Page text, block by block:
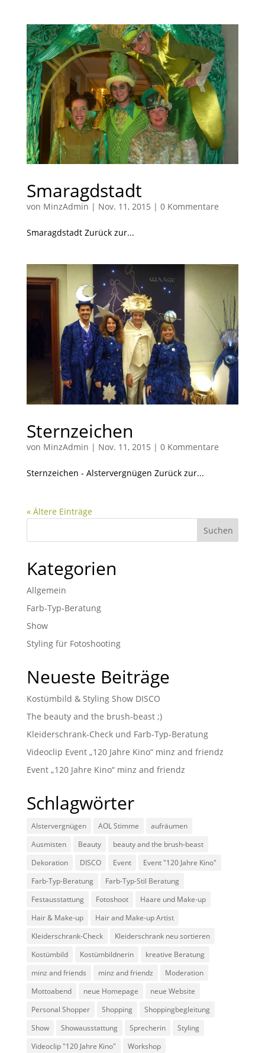
Smaragdstadt
von MinzAdmin | Nov. 11, 2015 | 0 Kommentare
Smaragdstadt Zurück zur...
Sternzeichen
von MinzAdmin | Nov. 11, 2015 | 0 Kommentare
Sternzeichen - Alstervergnügen Zurück zur...
« Ältere Einträge
Kategorien
Allgemein
Farb-Typ-Beratung
Show
Styling für Fotoshooting
Neueste Beiträge
Kostümbild & Styling Show DISCO
The beauty and the brush-beast ;)
Kleiderschrank-Check und Farb-Typ-Beratung
Videoclip Event „120 Jahre Kino“ minz and friendz
Event „120 Jahre Kino“ minz and friendz
Schlagwörter
Alstervergnügen AOL Stimme
aufräumen
Ausmisten
Beauty
beauty and the brush-beast
Dekoration
DISCO Event
Event "120 Jahre Kino"
Farb-Typ-Beratung
Farb-Typ-Stil Beratung
Festausstattung
Fotoshoot
Haare und Make-up
Hair & Make-up
Hair and Make-up Artist
Kleiderschrank-Check
Kleiderschrank neu sortieren
Kostümbild
Kostümbildnerin
kreative Beratung
minz and friends
minz and friendz
Moderation
Mottoabend
neue Homepage
neue Website
Personal Shopper
Shopping
Shoppingbegleitung
Show
Showausstattung Sprecherin
Styling
Videoclip "120 Jahre Kino"
Workshop